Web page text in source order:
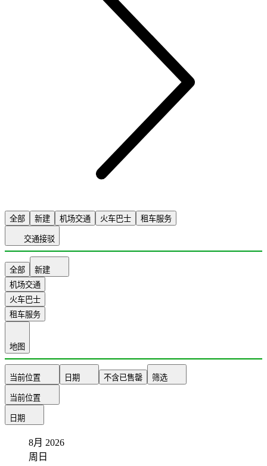
全部 新建 机场交通 火车巴士 租车服务
交通接驳
全部
新建
机场交通
火车巴士
租车服务
地图
当前位置 日期 不含已售罄 筛选
当前位置
日期
8月 2026
周日